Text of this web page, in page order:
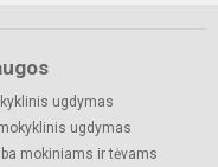
ugdymas
ugdymas
mokiniams ir tėvams